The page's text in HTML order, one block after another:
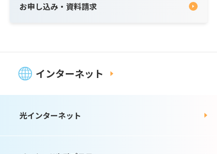
お申し込み・資料請求
インターネット
光インターネット